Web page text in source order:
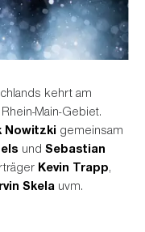
kehrt am
Main-Gebiet.
Nowitzki gemeinsam
und Sebastian
Kevin Trapp,
Skelauvm.